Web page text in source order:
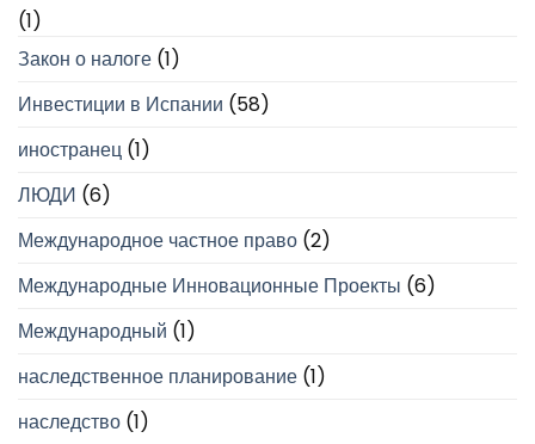
(1)
Закон о налоге (1)
Инвестиции в Испании (58)
иностранец (1)
ЛЮДИ (6)
Международное частное право (2)
Международные Инновационные Проекты (6)
Международный (1)
наследственное планирование (1)
наследство (1)